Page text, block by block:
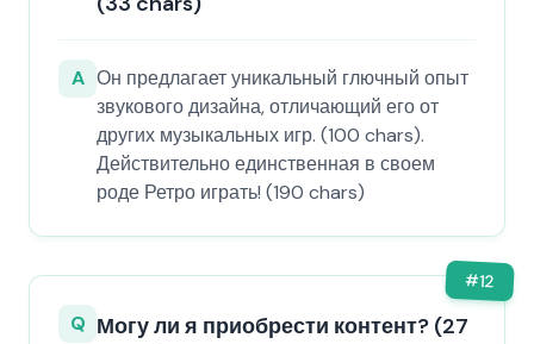
A Он предлагает уникальный глючный опыт
звукового дизайна, отличающий его от
других музыкальных игр. (100 chars).
Действительно единственная в своем
роде Ретро играть! (190 chars)
#12
Q Могу ли я приобрести контент? (27